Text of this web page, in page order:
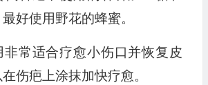
好使用野花的蜂蜜。
非常适合疗愈小伤口并恢复皮
伤疤上涂抹加快疗愈。